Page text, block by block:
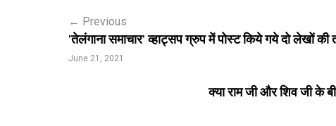
P← Previous
'तेलंगाना समाचार' व्हाट्सप ग्रुप में पोस्ट किये गये दो लेखों
June 21, 2021
क्या राम जी और शिव जी के